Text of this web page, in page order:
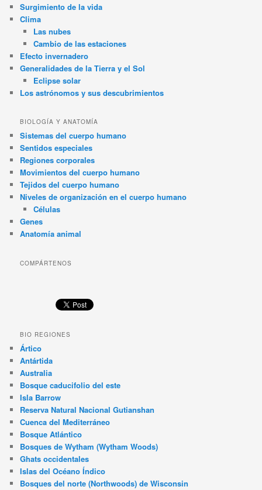
Surgimiento de la vida
Clima
Las nubes
Cambio de las estaciones
Efecto invernadero
Generalidades de la Tierra y el Sol
Eclipse solar
Los astrónomos y sus descubrimientos
BIOLOGÍA Y ANATOMÍA
Sistemas del cuerpo humano
Sentidos especiales
Regiones corporales
Movimientos del cuerpo humano
Tejidos del cuerpo humano
Niveles de organización en el cuerpo humano
Células
Genes
Anatomía animal
COMPÁRTENOS
BIO REGIONES
Ártico
Antártida
Australia
Bosque caducifolio del este
Isla Barrow
Reserva Natural Nacional Gutianshan
Cuenca del Mediterráneo
Bosque Atlántico
Bosques de Wytham (Wytham Woods)
Ghats occidentales
Islas del Océano Índico
Bosques del norte (Northwoods) de Wisconsin